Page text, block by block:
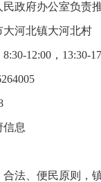
政府办公室负责
河北镇大河北村
12:00，13:30-
信息
法、便民原则，